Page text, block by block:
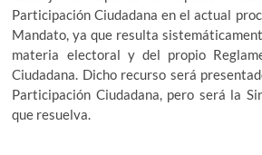
Participación Ciudadana en el actual
Mandato, ya que resulta
materia electoral y del propio
Ciudadana. Dicho recurso será
Participación Ciudadana, pero será la
que resuelva.